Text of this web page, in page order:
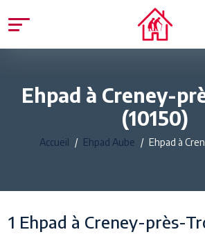
Ehpad à Creney-
(10150)
Accueil Ehpad Aube Ehpad à
1 Ehpad à Creney-près-